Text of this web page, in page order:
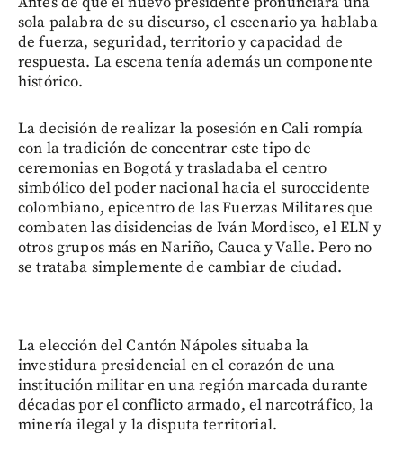
sola palabra de su discurso, el escenario ya hablaba
de fuerza, seguridad, territorio y capacidad de
respuesta. La escena tenía además un componente
histórico.
La decisión de realizar la posesión en Cali rompía
con la tradición de concentrar este tipo de
ceremonias en Bogotá y trasladaba el centro
simbólico del poder nacional hacia el suroccidente
colombiano, epicentro de las Fuerzas Militares que
combaten las disidencias de Iván Mordisco, el ELN y
otros grupos más en Nariño, Cauca y Valle. Pero no
se trataba simplemente de cambiar de ciudad.
La elección del Cantón Nápoles situaba la
investidura presidencial en el corazón de una
institución militar en una región marcada durante
décadas por el conflicto armado, el narcotráfico, la
minería ilegal y la disputa territorial.